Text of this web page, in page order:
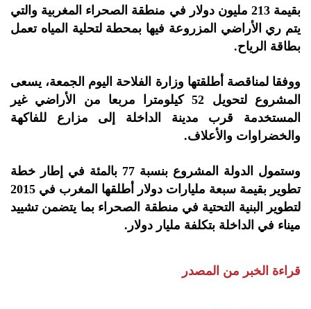
بقيمة 213 مليون دولار في منطقة الصحراء المغربية والتي
يتم ري الأراضي المزروعة فيها بمحطة لتحلية المياه تعمل
بطاقة الرياح.
ووفقا لمناقصة أطلقتها وزارة الفلاحة اليوم الجمعة، يسعى
المشروع لتحويل 52 كيلومترا مربعا من الأراضي غير
المستخدمة قرب مدينة الداخلة إلى مزارع للفاكهة
والخضراوات والأعلاف.
وستمول الدولة المشروع بنسبة 77 بالمئة في إطار خطة
تطوير بقيمة سبعة مليارات دولار أطلقها المغرب في 2015
لتطوير البنية التحتية في منطقة الصحراء بما يتضمن تشييد
ميناء في الداخلة بتكلفة مليار دولار.
قراءة الخبر من المصدر